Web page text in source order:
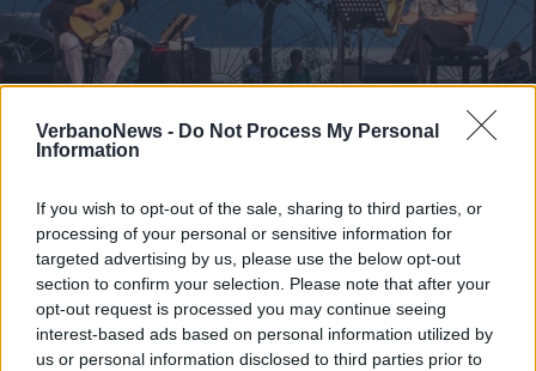
VerbanoNews - Do Not Process My Personal
Information
If you wish to opt-out of the sale, sharing to third parties, or
processing of your personal or sensitive information for
targeted advertising by us, please use the below opt-out
section to confirm your selection. Please note that after your
opt-out request is processed you may continue seeing
interest-based ads based on personal information utilized by
us or personal information disclosed to third parties prior to
MUSICA
Da Germignaga a Brezzo di Bedero:
torna Jazz in Maggiore con quattro
concerti “vista lago”